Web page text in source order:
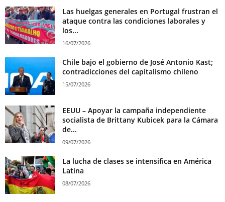
Las huelgas generales en Portugal frustran el
ataque contra las condiciones laborales y
los...
16/07/2026
Chile bajo el gobierno de José Antonio Kast;
contradicciones del capitalismo chileno
15/07/2026
EEUU – Apoyar la campaña independiente
socialista de Brittany Kubicek para la Cámara
de...
09/07/2026
La lucha de clases se intensifica en América
Latina
08/07/2026